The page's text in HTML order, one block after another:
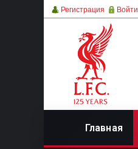
Регистрация Войти
Главная